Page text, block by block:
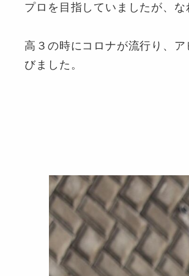
プロを目指していましたが、
高３の時にコロナが流行り、
びました。